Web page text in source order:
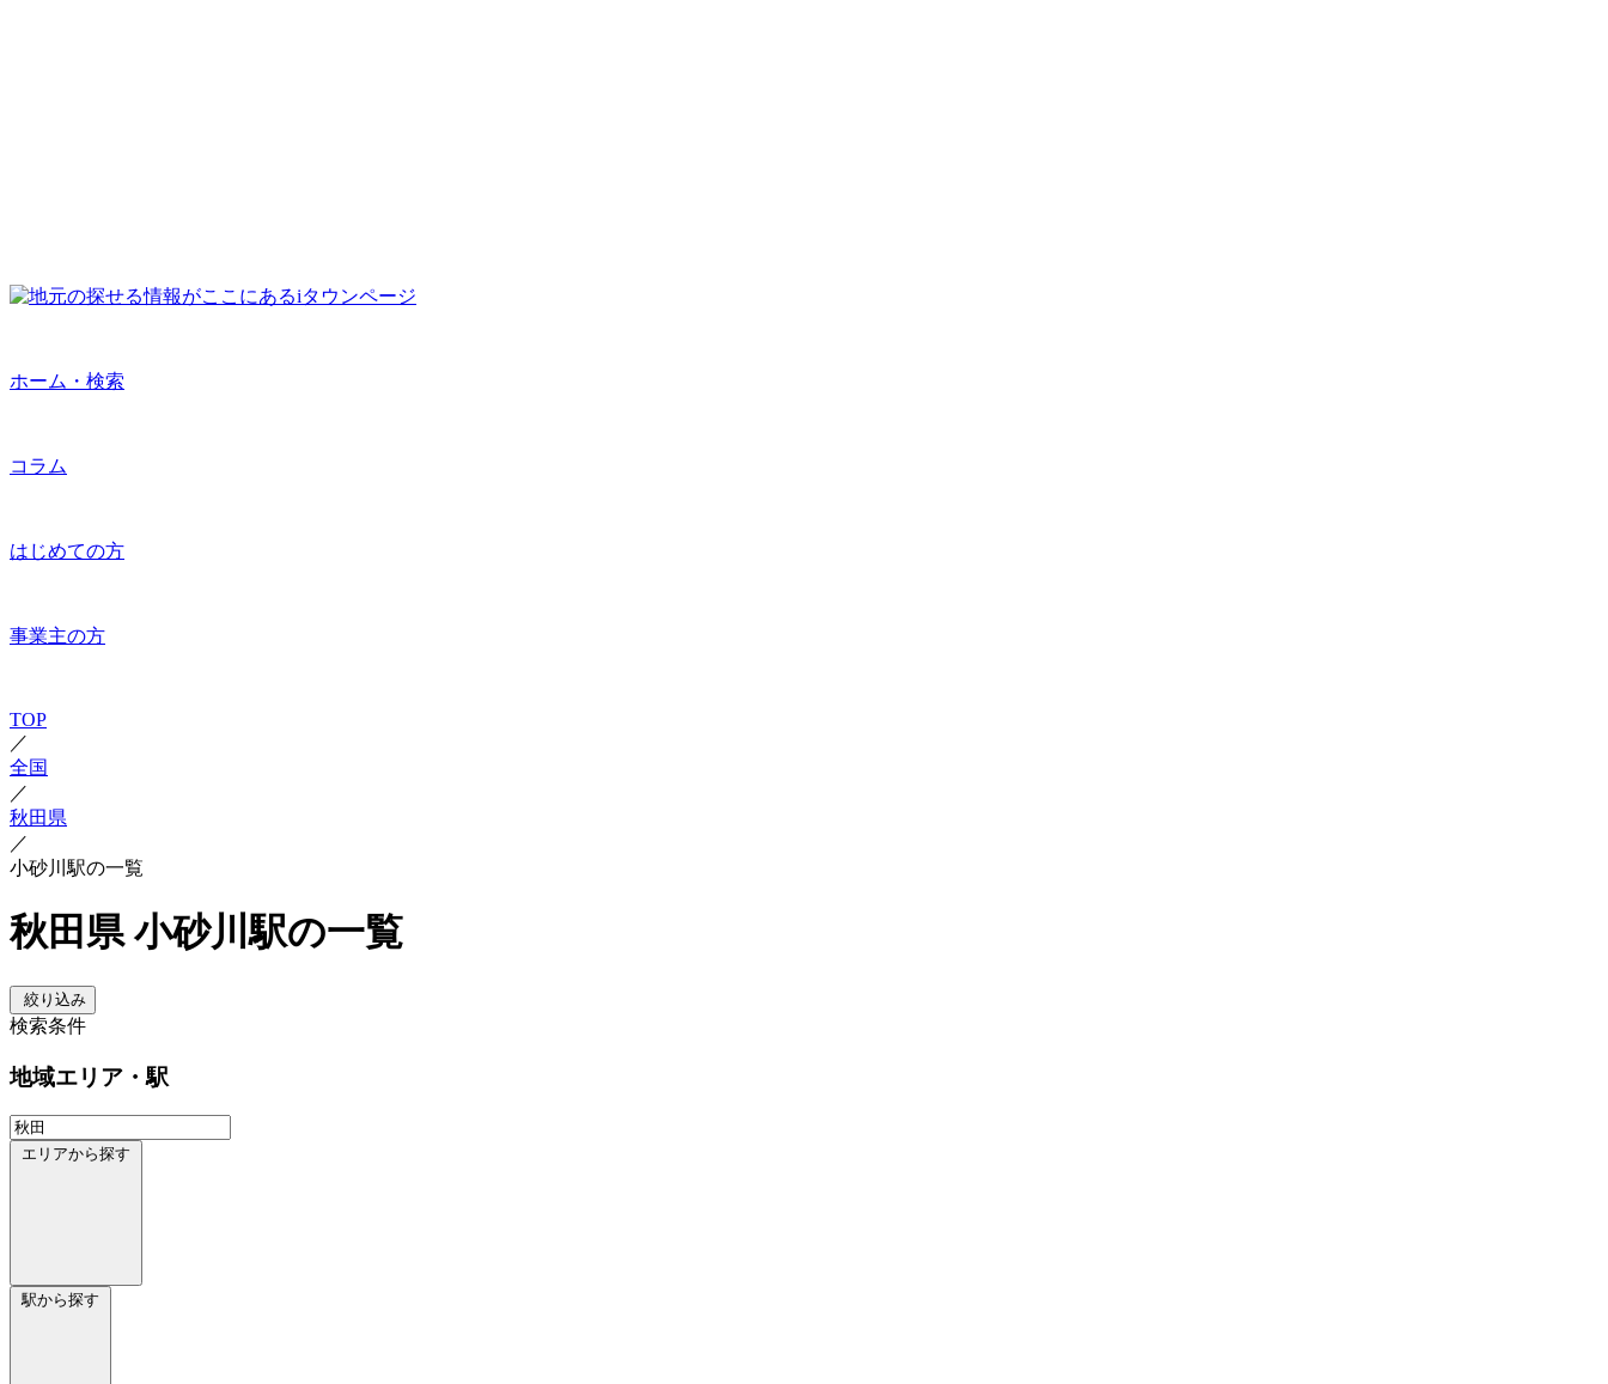
ホーム・検索
コラム
はじめての方
事業主の方
TOP
／
全国
／
秋田県
／
小砂川駅の一覧
秋田県 小砂川駅の一覧
絞り込み
検索条件
地域エリア・駅
エリアから探す
駅から探す